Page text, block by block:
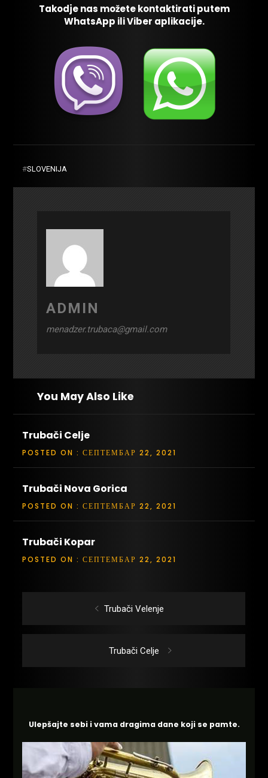
Takodje nas možete kontaktirati putem
WhatsApp ili Viber aplikacije.
#SLOVENIJA
ADMIN
menadzer.trubaca@gmail.com
You May Also Like
Trubači Celje
POSTED ON : СЕПТЕМБАР 22, 2021
Trubači Nova Gorica
POSTED ON : СЕПТЕМБАР 22, 2021
Trubači Kopar
POSTED ON : СЕПТЕМБАР 22, 2021
Previous
Trubači Velenje
Next
Trubači Celje
Ulepšajte sebi i vama dragima dane koji se pamte.